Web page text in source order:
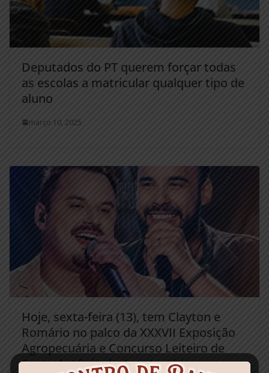
Deputados do PT querem forçar todas
as escolas a matricular qualquer tipo de
aluno
março 10, 2025
Hoje, sexta-feira (13), tem Clayton e
Romário no palco da XXXVII Exposição
Agropecuária e Concurso Leiteiro de
Santo Antônio do Aventureiro